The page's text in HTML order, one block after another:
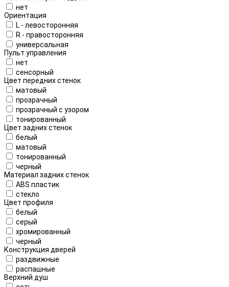
нет
Ориентация
L - левосторонняя
R - правосторонняя
универсальная
Пульт управления
нет
сенсорный
Цвет передних стенок
матовый
прозрачный
прозрачный с узором
тонированный
Цвет задних стенок
белый
матовый
тонированный
черный
Материал задних стенок
ABS пластик
стекло
Цвет профиля
белый
серый
хромированный
черный
Конструкция дверей
раздвижные
распашные
Верхний душ